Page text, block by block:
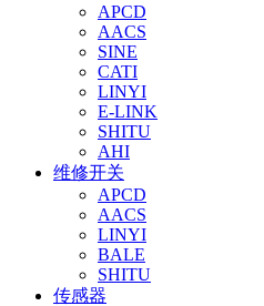
APCD
AACS
SINE
CATI
LINYI
E-LINK
SHITU
AHI
维修开关
APCD
AACS
LINYI
BALE
SHITU
传感器